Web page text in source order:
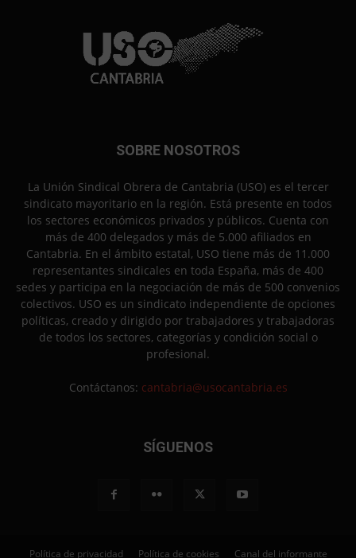
SOBRE NOSOTROS
La Unión Sindical Obrera de Cantabria (USO) es el tercer
sindicato mayoritario en la región. Está presente en todos
los sectores económicos privados y públicos. Cuenta con
más de 400 delegados y más de 5.000 afiliados en
Cantabria. En el ámbito estatal, USO tiene más de 11.000
representantes sindicales en toda España, más de 400
sedes y participa en la negociación de más de 500 convenios
colectivos. USO es un sindicato independiente de opciones
políticas, creado y dirigido por trabajadores y trabajadoras
de todos los sectores, categorías y condición social o
profesional.
Contáctanos: cantabria@usocantabria.es
SÍGUENOS
Política de privacidad Política de cookies Canal del informante